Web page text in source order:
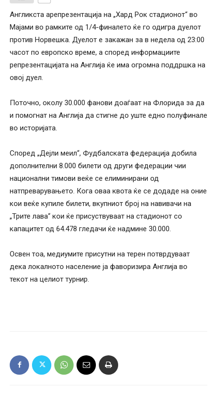
Англикста арепрезентација на „Хард Рок стадионот“ во
Мајами во рамките од 1/4-финалето ќе го одигра дуелот
против Норвешка. Дуелот е закажан за в недела од 23:00
часот по европско време, а според информациите
репрезентацијата на Англија ќе има огромна поддршка на
овој дуел.
Поточно, околу 30.000 фанови доаѓаат на Флорида за да
и помогнат на Англија да стигне до уште едно полуфинале
во историјата.
Според „Дејли меил“, Фудбалската федерација добила
дополнителни 8.000 билети од други федерации чии
национални тимови веќе се елиминирани од
натпреварувањето. Кога оваа квота ќе се додаде на оние
кои веќе купиле билети, вкупниот број на навивачи на
„Трите лава“ кои ќе присуствуваат на стадионот со
капацитет од 64.478 гледачи ќе надмине 30.000.
Освен тоа, медиумите присутни на терен потврдуваат
дека локалното население ја фаворизира Англија во
текот на целиот турнир.